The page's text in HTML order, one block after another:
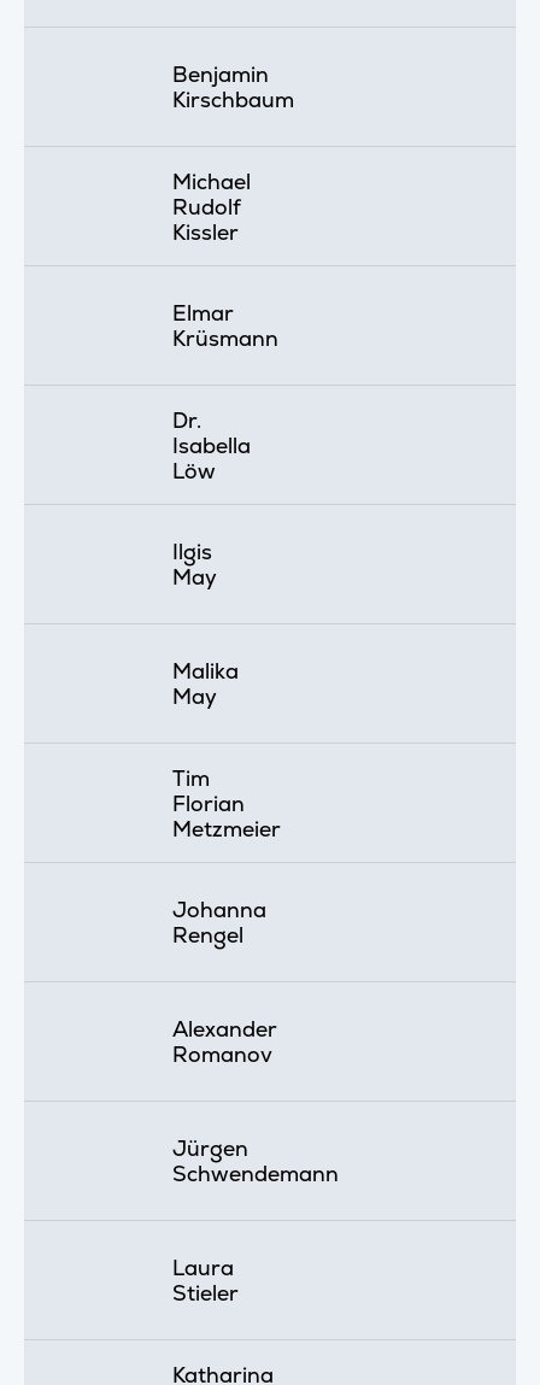
Benjamin
Kirschbaum
Michael
Rudolf
Kissler
Elmar
Krüsmann
Dr.
Isabella
Löw
Ilgis
May
Malika
May
Tim
Florian
Metzmeier
Johanna
Rengel
Alexander
Romanov
Jürgen
Schwendemann
Laura
Stieler
Katharina